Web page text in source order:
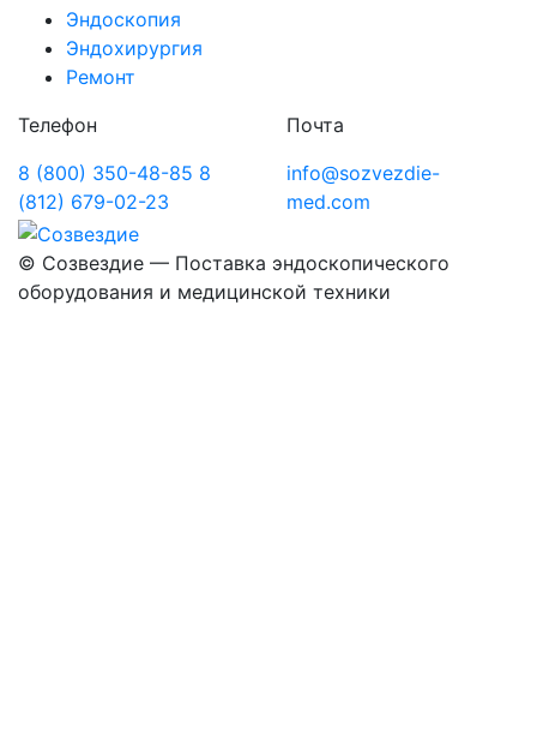
Эндоскопия
Эндохирургия
Ремонт
Телефон
8 (800) 350-48-85 8
(812) 679-02-23
Почта
info@sozvezdie-
med.com
© Созвездие — Поставка эндоскопического
оборудования и медицинской техники